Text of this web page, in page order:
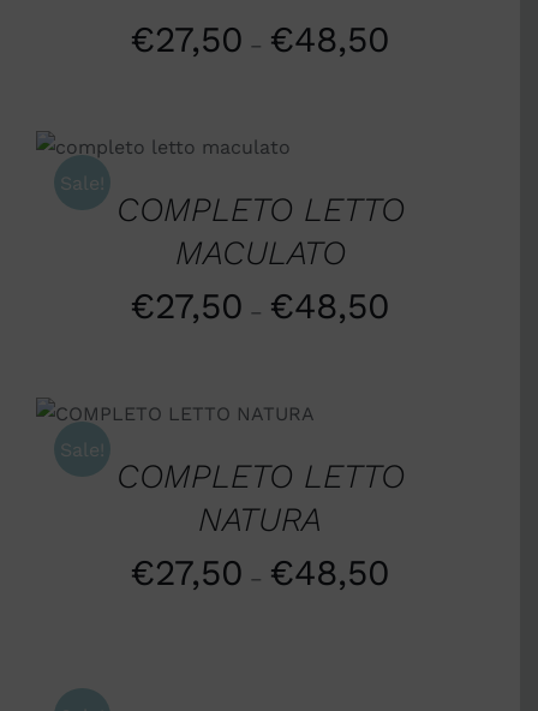
€27,50 – €48,50
Sale!
SCEGLI
/
DETTAGLI
COMPLETO LETTO
MACULATO
€27,50 – €48,50
Sale!
SCEGLI
/
DETTAGLI
COMPLETO LETTO
NATURA
€27,50 – €48,50